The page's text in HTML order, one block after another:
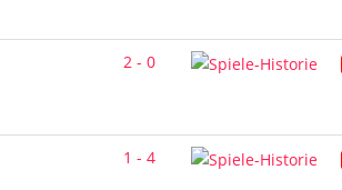
2 - 0
1 - 4